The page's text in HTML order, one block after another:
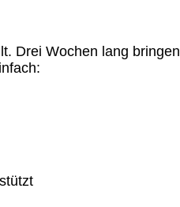
Drei Wochen lang